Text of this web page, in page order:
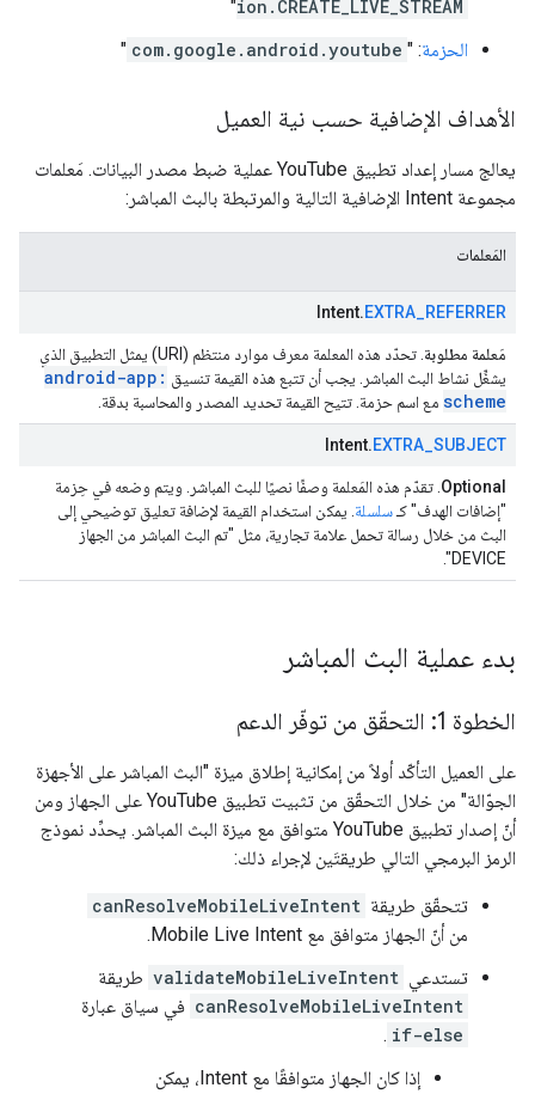
ion.CREATE_LIVE_STREAM
"
الحزمة: "
com.google.android.youtube
"
الأهداف الإضافية حسب نية العميل
يعالج مسار إعداد تطبيق YouTube عملية ضبط مصدر البيانات. مَعلمات
مجموعة Intent الإضافية التالية والمرتبطة بالبث المباشر:
المَعلمات
Intent.EXTRA_REFERRER
مَعلمة مطلوبة
. تحدّد هذه المعلمة معرف موارد منتظم (URI) يمثل التطبيق الذي
يشغِّل نشاط البث المباشر. يجب أن تتبع هذه القيمة تنسيق
android-app:
scheme مع اسم حزمة. تتيح القيمة تحديد المصدر والمحاسبة بدقة.
Intent.EXTRA_SUBJECT
Optional . تقدّم هذه المَعلمة وصفًا نصيًا للبث المباشر. ويتم وضعه في حِزمة
"إضافات الهدف" كـسلسلة . يمكن استخدام القيمة لإضافة تعليق توضيحي إلى
البث من خلال رسالة تحمل علامة تجارية، مثل "تم البث المباشر من الجهاز
DEVICE".
بدء عملية البث المباشر
الخطوة 1: التحقّق من توفّر الدعم
على العميل التأكّد أولاً من إمكانية إطلاق ميزة "البث المباشر على الأجهزة
الجوّالة" من خلال التحقّق من تثبيت تطبيق YouTube على الجهاز ومن
أنّ إصدار تطبيق YouTube متوافق مع ميزة البث المباشر. يحدِّد نموذج
الرمز البرمجي التالي طريقتَين لإجراء ذلك:
تتحقّق طريقة canResolveMobileLiveIntent
من أنّ الجهاز متوافق مع Mobile Live Intent.
تستدعي validateMobileLiveIntent طريقة
canResolveMobileLiveIntent في سياق عبارة
if-else
.
إذا كان الجهاز متوافقًا مع Intent، يمكن